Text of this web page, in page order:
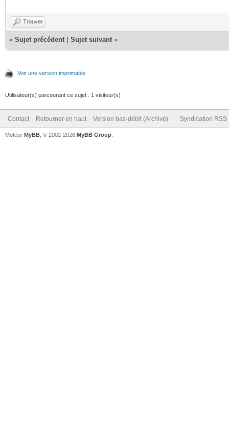
Trouver
« Sujet précédent Sujet suivant »
Voir une version imprimable
Utilisateur(s) parcourant ce sujet : 1 visiteur(s)
Contact Retourner en haut Version bas-débit (Archivé) Syndication RSS
Moteur MyBB , © 2002-2026 MyBB Group